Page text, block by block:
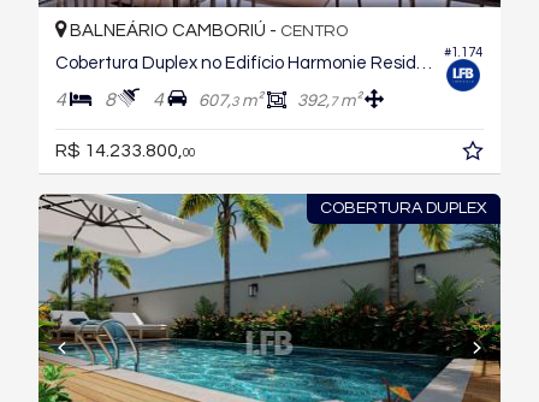
#1.174
BALNEÁRIO CAMBORIÚ - CENTRO
4 8 4 607,3m² 392,7m²
R$ 14.233.800, 00
COBERTURA DUPLEX